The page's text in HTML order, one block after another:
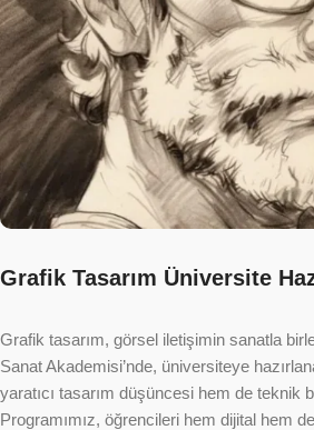
Grafik Tasarım Üniversite
Grafik tasarım, görsel iletişimin sanatla
Sanat Akademisi’nde, üniversiteye
yaratıcı tasarım düşüncesi hem de teknik
Programımız, öğrencileri hem dijital hem